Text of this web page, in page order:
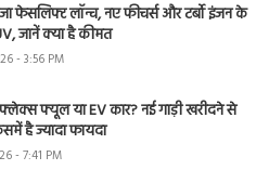
फेसलिफ्ट लॉन्च, नए फीचर्स और टर्बो इंजन के
जानें क्या है कीमत
- 3:56 PM
फ्लेक्स फ्यूल या EV कार? नई गाड़ी खरीदने से
है ज्यादा फायदा
- 7:41 PM